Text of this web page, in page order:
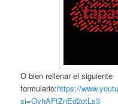
O bien rellenar el siguiente
formulario:https://
si=OvhAFtZnEd2otLs3